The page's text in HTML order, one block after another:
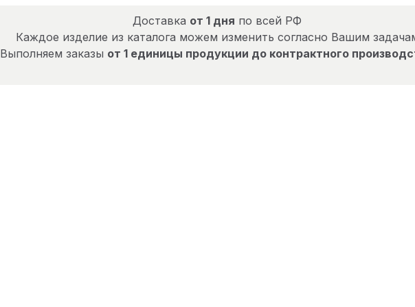
Доставка от 1 дня по всей РФ
Каждое изделие из каталога можем изменить согласно Вашим
Выполняем заказы от 1 единицы продукции до контрактного